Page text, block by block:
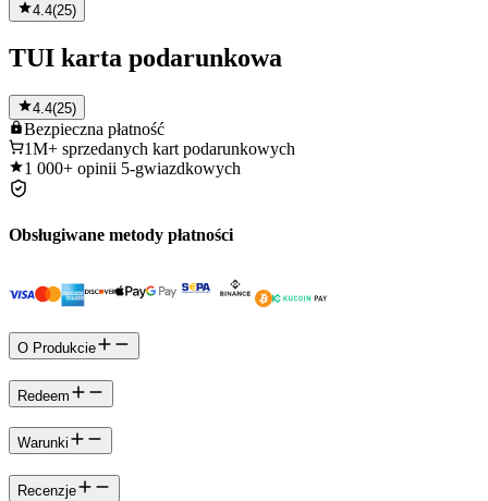
4.4(25)
TUI karta podarunkowa
4.4(25)
Bezpieczna płatność
1M+ sprzedanych kart podarunkowych
1 000+ opinii 5-gwiazdkowych
Obsługiwane metody płatności
O Produkcie
Redeem
Warunki
Recenzje